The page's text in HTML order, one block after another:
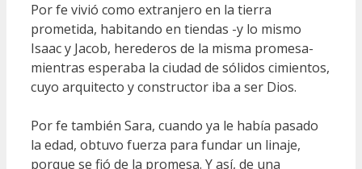
Por fe vivió como extranjero en la tierra
prometida, habitando en tiendas -y lo mismo
Isaac y Jacob, herederos de la misma promesa-
mientras esperaba la ciudad de sólidos cimientos,
cuyo arquitecto y constructor iba a ser Dios.
Por fe también Sara, cuando ya le había pasado
la edad, obtuvo fuerza para fundar un linaje,
porque se fió de la promesa. Y así, de una